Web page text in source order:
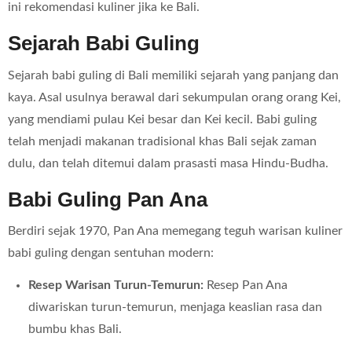
ini rekomendasi kuliner jika ke Bali.
Sejarah Babi Guling
Sejarah babi guling di Bali memiliki sejarah yang panjang dan
kaya. Asal usulnya berawal dari sekumpulan orang orang Kei,
yang mendiami pulau Kei besar dan Kei kecil. Babi guling
telah menjadi makanan tradisional khas Bali sejak zaman
dulu, dan telah ditemui dalam prasasti masa Hindu-Budha.
Babi Guling Pan Ana
Berdiri sejak 1970, Pan Ana memegang teguh warisan kuliner
babi guling dengan sentuhan modern:
Resep Warisan Turun-Temurun: Resep Pan Ana
diwariskan turun-temurun, menjaga keaslian rasa dan
bumbu khas Bali.